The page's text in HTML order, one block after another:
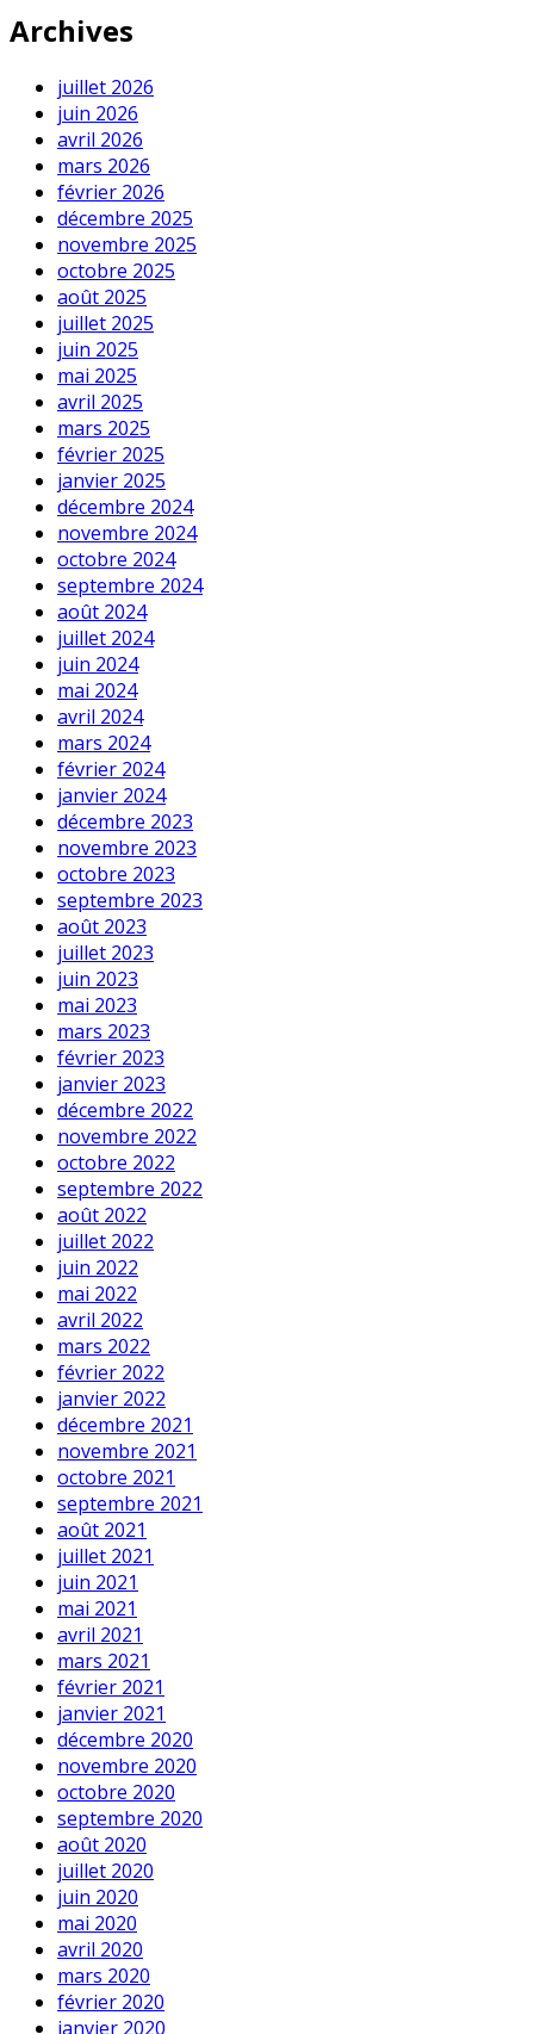
Archives
juillet 2026
juin 2026
avril 2026
mars 2026
février 2026
décembre 2025
novembre 2025
octobre 2025
août 2025
juillet 2025
juin 2025
mai 2025
avril 2025
mars 2025
février 2025
janvier 2025
décembre 2024
novembre 2024
octobre 2024
septembre 2024
août 2024
juillet 2024
juin 2024
mai 2024
avril 2024
mars 2024
février 2024
janvier 2024
décembre 2023
novembre 2023
octobre 2023
septembre 2023
août 2023
juillet 2023
juin 2023
mai 2023
mars 2023
février 2023
janvier 2023
décembre 2022
novembre 2022
octobre 2022
septembre 2022
août 2022
juillet 2022
juin 2022
mai 2022
avril 2022
mars 2022
février 2022
janvier 2022
décembre 2021
novembre 2021
octobre 2021
septembre 2021
août 2021
juillet 2021
juin 2021
mai 2021
avril 2021
mars 2021
février 2021
janvier 2021
décembre 2020
novembre 2020
octobre 2020
septembre 2020
août 2020
juillet 2020
juin 2020
mai 2020
avril 2020
mars 2020
février 2020
janvier 2020